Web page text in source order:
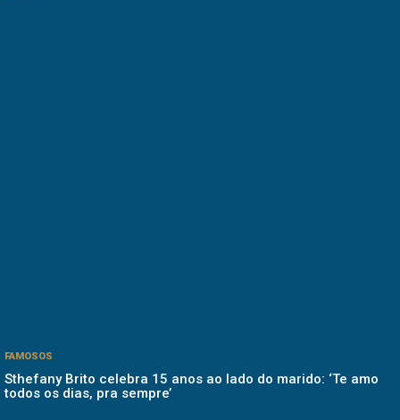
FAMOSOS
Sthefany Brito celebra 15 anos ao lado do marido: ‘Te amo
todos os dias, pra sempre’